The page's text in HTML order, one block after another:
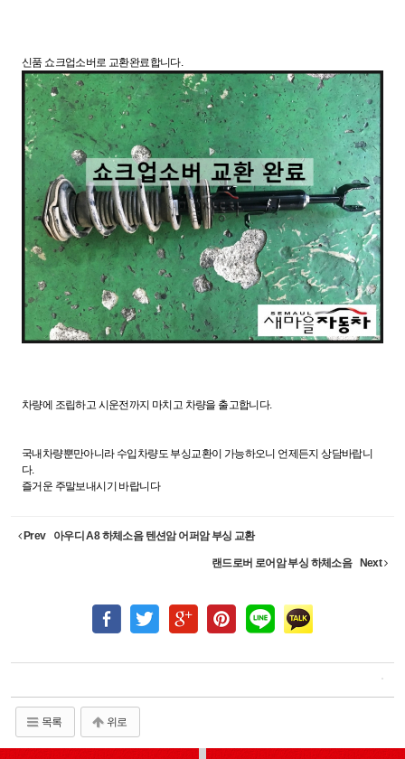
신품 쇼크업소버로 교환완료합니다.
차량에 조립하고 시운전까지 마치고 차량을 출고합니다.
국내차량뿐만아니라 수입차량도 부싱교환이 가능하오니 언제든지 상담바랍니
다.
즐거운 주말보내시기 바랍니다
Prev 아우디 A8 하체소음 텐션암 어퍼암 부싱 교환
랜드로버 로어암 부싱 하체소음 Next
목록 위로